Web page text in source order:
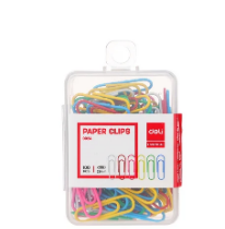
Sapunuri si dezinfectanti
Uz universal